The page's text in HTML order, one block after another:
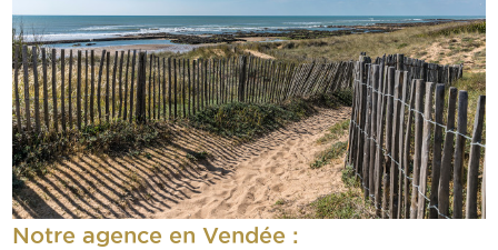
Notre agence en Vendée :